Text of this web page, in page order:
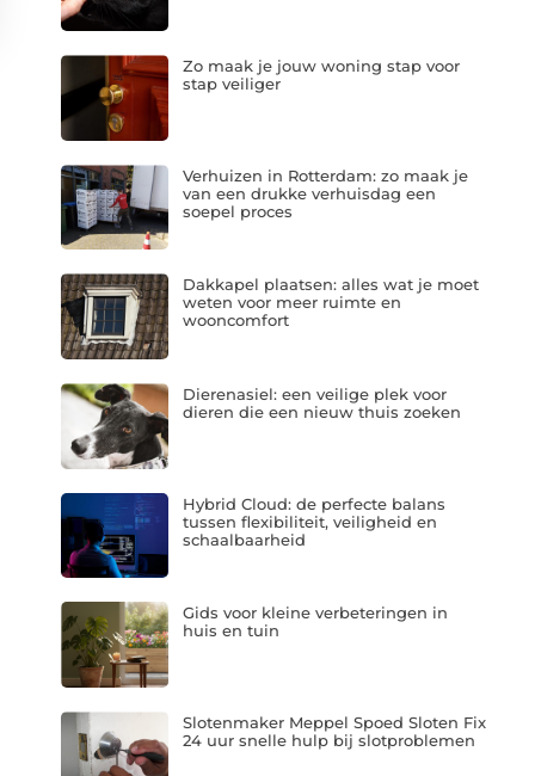
Zo maak je jouw woning stap voor
stap veiliger
Verhuizen in Rotterdam: zo maak je
van een drukke verhuisdag een
soepel proces
Dakkapel plaatsen: alles wat je moet
weten voor meer ruimte en
wooncomfort
Dierenasiel: een veilige plek voor
dieren die een nieuw thuis zoeken
Hybrid Cloud: de perfecte balans
tussen flexibiliteit, veiligheid en
schaalbaarheid
Gids voor kleine verbeteringen in
huis en tuin
Slotenmaker Meppel Spoed Sloten Fix
24 uur snelle hulp bij slotproblemen